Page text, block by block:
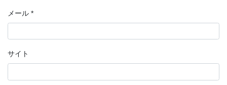
メール *
サイト